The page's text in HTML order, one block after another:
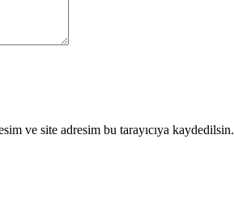
ve site adresim bu tarayıcıya kaydedilsin.